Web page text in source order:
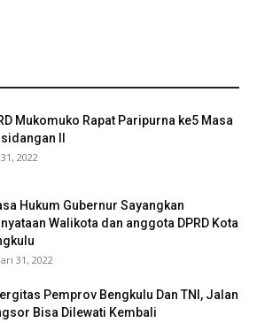
Mukomuko Rapat Paripurna ke5 Masa
II
2022
Hukum Gubernur Sayangkan
Walikota dan anggota DPRD Kota
31, 2022
Pemprov Bengkulu Dan TNI, Jalan
Bisa Dilewati Kembali